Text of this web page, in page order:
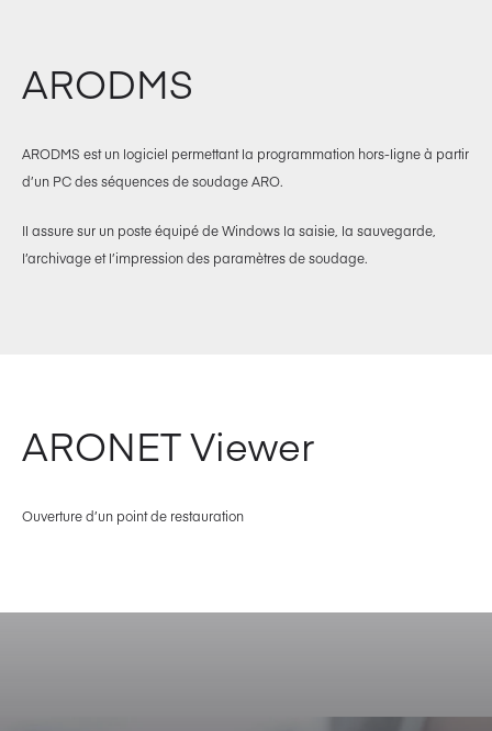
ARODMS
ARODMS est un logiciel permettant la programmation hors-ligne à partir
d’un PC des séquences de soudage ARO.
Il assure sur un poste équipé de Windows la saisie, la sauvegarde,
l’archivage et l’impression des paramètres de soudage.
ARONET Viewer
Ouverture d’un point de restauration